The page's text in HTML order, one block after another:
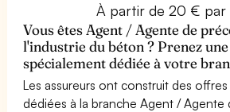
À partir de 20 € par
Vous êtes Agent / Agente de
l'industrie du béton ? Prenez
spécialement dédiée à votre
Les assureurs ont construit des
dédiées à la branche Agent /